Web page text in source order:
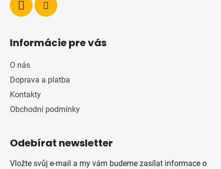
Informácie pre vás
O nás
Doprava a platba
Kontakty
Obchodní podmínky
Odebírat newsletter
Vložte svůj e-mail a my vám budeme zasílat informace o